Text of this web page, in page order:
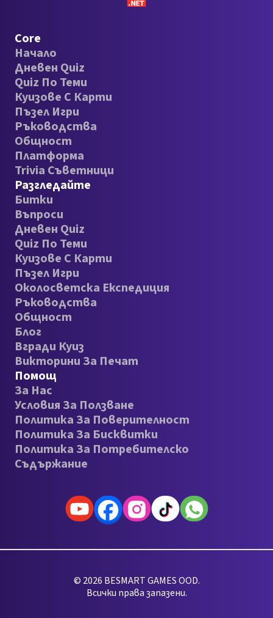
Core
Начало
Дневен Quiz
Quiz По Теми
Куизове С Карти
Пъзел Игри
Ръководства
Общност
Платформа
Trivia Съветници
Разгледайте
Битки
Въпроси
Дневен Quiz
Quiz По Теми
Куизове С Карти
Пъзел Игри
Околосветска Експедиция
Ръководства
Общност
Блог
Вгради Куиз
Викторини За Печат
Помощ
За Нас
Условия За Ползване
Политика За Поверителност
Политика За Бисквитки
Политика За Потребителско
Съдържание
© 2026 BESMART GAMES OOD.
Всички права запазени.